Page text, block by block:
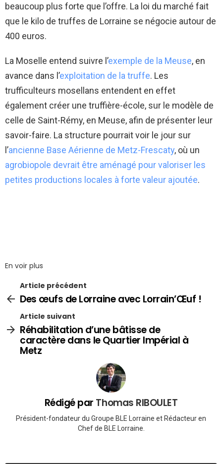
beaucoup plus forte que l’offre. La loi du marché fait
que le kilo de truffes de Lorraine se négocie autour de
400 euros.
La Moselle entend suivre l’exemple de la Meuse, en
avance dans l’exploitation de la truffe. Les
trufficulteurs mosellans entendent en effet
également créer une truffière-école, sur le modèle de
celle de Saint-Rémy, en Meuse, afin de présenter leur
savoir-faire. La structure pourrait voir le jour sur
l’ancienne Base Aérienne de Metz-Frescaty, où un
agrobiopole devrait être aménagé pour valoriser les
petites productions locales à forte valeur ajoutée.
En voir plus
Article précédent
Des œufs de Lorraine avec Lorrain’Œuf !
Article suivant
Réhabilitation d’une bâtisse de
caractère dans le Quartier Impérial à
Metz
Rédigé par Thomas RIBOULET
Président-fondateur du Groupe BLE Lorraine et Rédacteur en
Chef de BLE Lorraine.